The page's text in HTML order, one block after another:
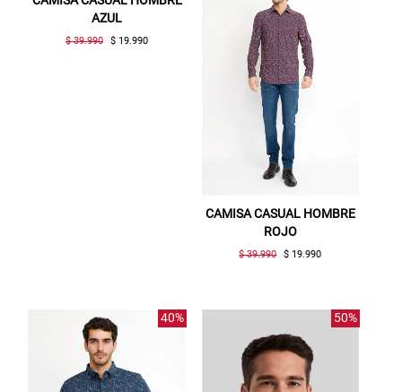
AZUL
$ 39.990 $ 19.990
CAMISA CASUAL HOMBRE
ROJO
$ 39.990 $ 19.990
40% 50%
Gracias por inscribirte!
Aquí esta tu cupón, usalo en tu siguiente
compra. Valido por 72 hrs.